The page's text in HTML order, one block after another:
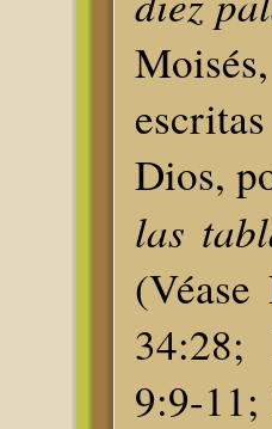
Dios,
las
34:28;
9:9-11;